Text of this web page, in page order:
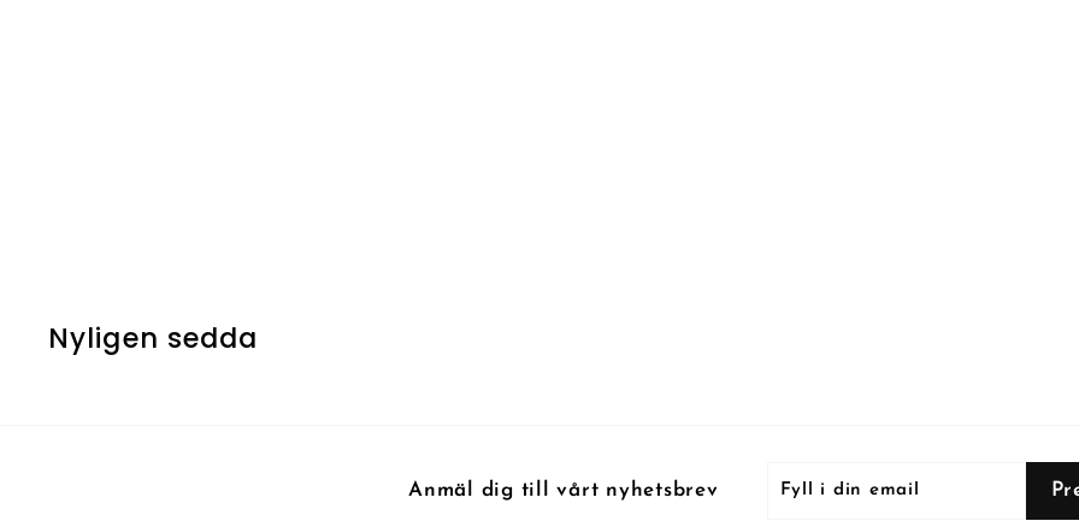
Nyligen sedda
Anmäl dig till vårt nyhetsbrev